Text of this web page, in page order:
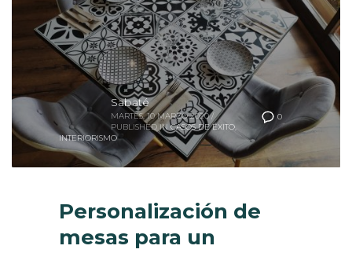
0
Sabaté
MARTES, 10 MARZO 2020 /
PUBLISHED IN CASOS DE ÉXITO,
INTERIORISMO
Personalización de
mesas para un